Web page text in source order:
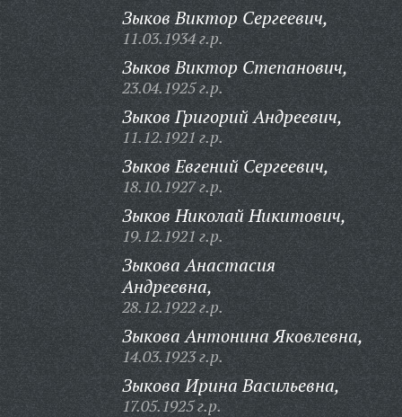
Зыков Виктор Сергеевич,
11.03.1934 г.р.
Зыков Виктор Степанович,
23.04.1925 г.р.
Зыков Григорий Андреевич,
11.12.1921 г.р.
Зыков Евгений Сергеевич,
18.10.1927 г.р.
Зыков Николай Никитович,
19.12.1921 г.р.
Зыкова Анастасия
Андреевна,
28.12.1922 г.р.
Зыкова Антонина Яковлевна,
14.03.1923 г.р.
Зыкова Ирина Васильевна,
17.05.1925 г.р.